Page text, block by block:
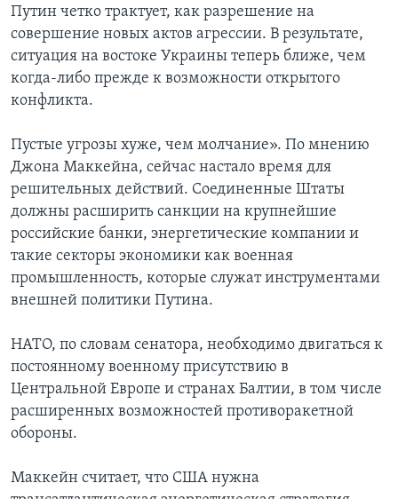
Путин четко трактует, как разрешение на
совершение новых актов агрессии. В результате,
ситуация на востоке Украины теперь ближе, чем
когда-либо прежде к возможности открытого
конфликта.
Пустые угрозы хуже, чем молчание». По мнению
Джона Маккейна, сейчас настало время для
решительных действий. Соединенные Штаты
должны расширить санкции на крупнейшие
российские банки, энергетические компании и
такие секторы экономики как военная
промышленность, которые служат инструментами
внешней политики Путина.
НАТО, по словам сенатора, необходимо двигаться к
постоянному военному присутствию в
Центральной Европе и странах Балтии, в том числе
расширенных возможностей противоракетной
обороны.
Маккейн считает, что США нужна